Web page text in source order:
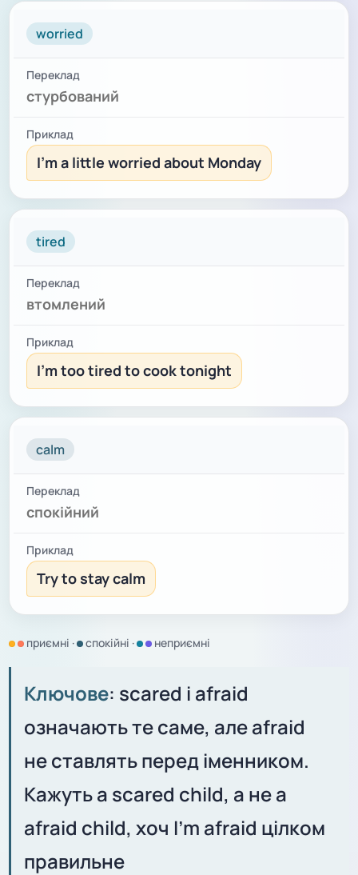
worried
стурбований
I'm a little worried about Monday
tired
втомлений
I'm too tired to cook tonight
calm
спокійний
Try to stay calm
приємні · спокійні · неприємні
Ключове: scared і afraid
означають те саме, але afraid
не ставлять перед іменником.
Кажуть a scared child, а не a
afraid child, хоч I'm afraid цілком
правильне